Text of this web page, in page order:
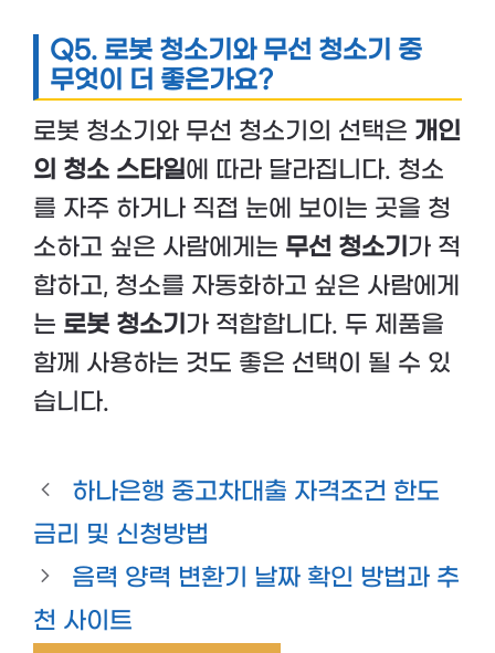
Q5. 로봇 청소기와 무선 청소기 중
무엇이 더 좋은가요?
로봇 청소기와 무선 청소기의 선택은 개인
의 청소 스타일에 따라 달라집니다. 청소
를 자주 하거나 직접 눈에 보이는 곳을 청
소하고 싶은 사람에게는 무선 청소기 가 적
합하고, 청소를 자동화하고 싶은 사람에게
는 로봇 청소기 가 적합합니다. 두 제품을
함께 사용하는 것도 좋은 선택이 될 수 있
습니다.
하나은행 중고차대출 자격조건 한도
금리 및 신청방법
음력 양력 변환기 날짜 확인 방법과 추
천 사이트